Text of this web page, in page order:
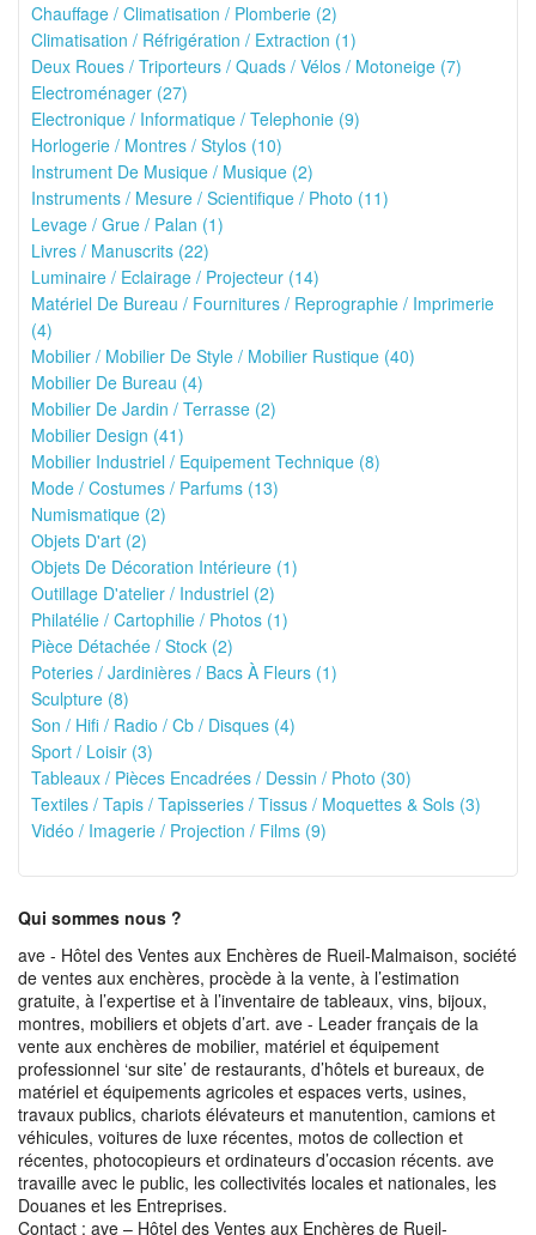
Chauffage / Climatisation / Plomberie (2)
Climatisation / Réfrigération / Extraction (1)
Deux Roues / Triporteurs / Quads / Vélos / Motoneige (7)
Electroménager (27)
Electronique / Informatique / Telephonie (9)
Horlogerie / Montres / Stylos (10)
Instrument De Musique / Musique (2)
Instruments / Mesure / Scientifique / Photo (11)
Levage / Grue / Palan (1)
Livres / Manuscrits (22)
Luminaire / Eclairage / Projecteur (14)
Matériel De Bureau / Fournitures / Reprographie / Imprimerie
(4)
Mobilier / Mobilier De Style / Mobilier Rustique (40)
Mobilier De Bureau (4)
Mobilier De Jardin / Terrasse (2)
Mobilier Design (41)
Mobilier Industriel / Equipement Technique (8)
Mode / Costumes / Parfums (13)
Numismatique (2)
Objets D'art (2)
Objets De Décoration Intérieure (1)
Outillage D'atelier / Industriel (2)
Philatélie / Cartophilie / Photos (1)
Pièce Détachée / Stock (2)
Poteries / Jardinières / Bacs À Fleurs (1)
Sculpture (8)
Son / Hifi / Radio / Cb / Disques (4)
Sport / Loisir (3)
Tableaux / Pièces Encadrées / Dessin / Photo (30)
Textiles / Tapis / Tapisseries / Tissus / Moquettes & Sols (3)
Vidéo / Imagerie / Projection / Films (9)
Qui sommes nous ?
ave - Hôtel des Ventes aux Enchères de Rueil-Malmaison, société
de ventes aux enchères, procède à la vente, à l’estimation
gratuite, à l’expertise et à l’inventaire de tableaux, vins, bijoux,
montres, mobiliers et objets d’art. ave - Leader français de la
vente aux enchères de mobilier, matériel et équipement
professionnel ‘sur site’ de restaurants, d’hôtels et bureaux, de
matériel et équipements agricoles et espaces verts, usines,
travaux publics, chariots élévateurs et manutention, camions et
véhicules, voitures de luxe récentes, motos de collection et
récentes, photocopieurs et ordinateurs d’occasion récents. ave
travaille avec le public, les collectivités locales et nationales, les
Douanes et les Entreprises.
Contact : ave – Hôtel des Ventes aux Enchères de Rueil-